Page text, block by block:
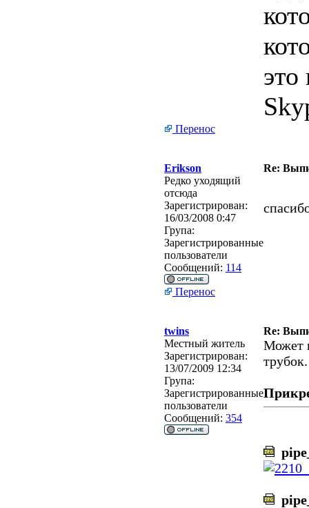
это
Перенос
Erikson
Re:
Редко уходящий
отсюда
Зарегистрирован:
16/03/2008 0:47
Група:
Зарегистрированные
пользователи
Сообщений: 114
Перенос
twins
Re:
Местный житель
Зарегистрирован:
13/07/2009 12:34
Група:
Зарегистрированные
пользователи
Сообщений: 354
Может
трубок.